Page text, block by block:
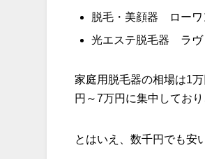
脱毛・美顔器 ロー
光エステ脱毛器 ラヴ
家庭用脱毛器の相場は1
円～7万円に集中してお
とはいえ、数千円でも安